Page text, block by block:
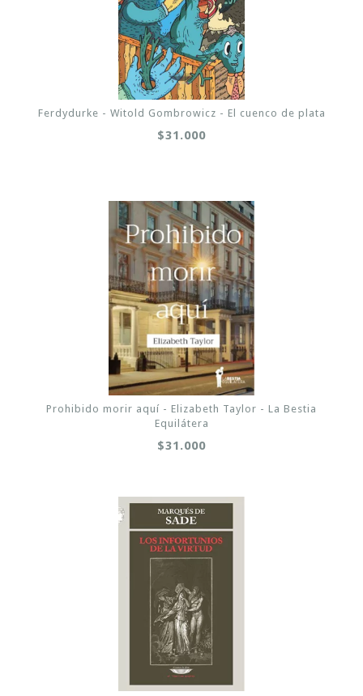
Ferdydurke - Witold Gombrowicz - El cuenco de plata
$31.000
Prohibido morir aquí - Elizabeth Taylor - La Bestia
Equilátera
$31.000